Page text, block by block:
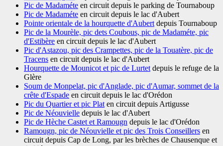
Pic de Madaméte en circuit depuis le parking de Tournaboup
Pic de Madaméte en circuit depuis le lac d'Aubert
Pointe orientale de la hourquette d'Aubert depuis Tournaboup
Pic de la Mourèle, pic dets Coubous, pic de Madaméte, pic
d'Estibère en circuit depuis le lac d'Aubert
Pic d'Astazou, pic des Crampettes, pic de la Touatère, pic de
Tracens en circuit depuis le lac d'Aubert
Hourquette de Mounicot et pic de Lurtet depuis le refuge de la
Glère
Soum de Monpelat, pic d'Anglade, pic d'Aumar, sommet de la
crête d'Espade en circuit depuis le lac d'Orédon
Pic du Quartier et pic Plat en circuit depuis Artigusse
Pic de Néouvielle depuis le lac d'Aubert
Pic de Hèche Castet et Ramougn depuis le lac d'Orédon
Ramougn, pic de Néouvielle et pic des Trois Conseillers en
circuit depuis Cap de Long, par les brèches de Chausenque et